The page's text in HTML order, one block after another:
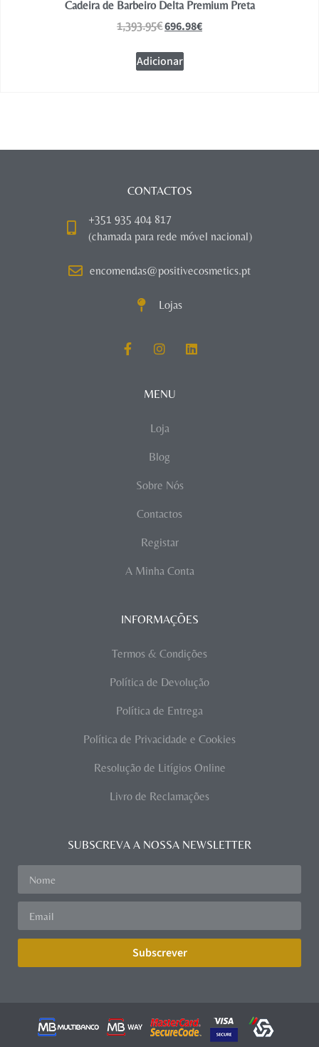
Cadeira de Barbeiro Delta Premium Preta
1,393.95€696.98€
Adicionar
CONTACTOS
+351 935 404 817
(chamada para rede móvel nacional)
encomendas@positivecosmetics.pt
Lojas
MENU
Loja
Blog
Sobre Nós
Contactos
Registar
A Minha Conta
INFORMAÇÕES
Termos & Condições
Política de Devolução
Política de Entrega
Política de Privacidade e Cookies
Resolução de Litígios Online
Livro de Reclamações
SUBSCREVA A NOSSA NEWSLETTER
Subscrever